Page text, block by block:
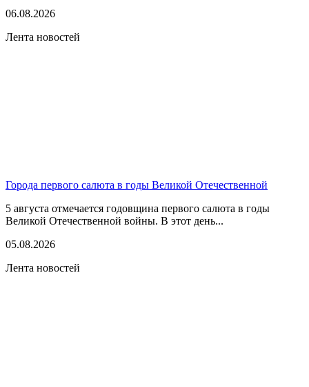
06.08.2026
Лента новостей
Города первого салюта в годы Великой Отечественной
5 августа отмечается годовщина первого салюта в годы
Великой Отечественной войны. В этот день...
05.08.2026
Лента новостей